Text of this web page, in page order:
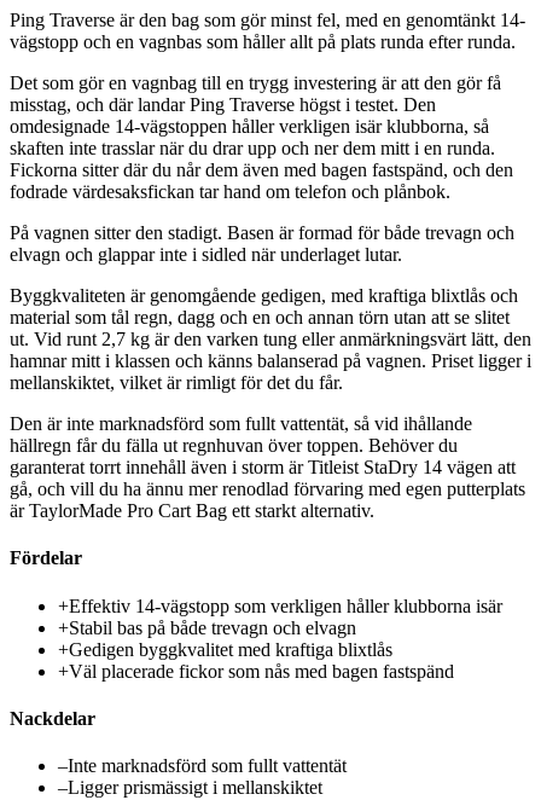
Ping Traverse är den bag som gör minst fel, med en genomtänkt 14-
vägstopp och en vagnbas som håller allt på plats runda efter runda.
Det som gör en vagnbag till en trygg investering är att den gör få
misstag, och där landar Ping Traverse högst i testet. Den
omdesignade 14-vägstoppen håller verkligen isär klubborna, så
skaften inte trasslar när du drar upp och ner dem mitt i en runda.
Fickorna sitter där du når dem även med bagen fastspänd, och den
fodrade värdesaksfickan tar hand om telefon och plånbok.
På vagnen sitter den stadigt. Basen är formad för både trevagn och
elvagn och glappar inte i sidled när underlaget lutar.
Byggkvaliteten är genomgående gedigen, med kraftiga blixtlås och
material som tål regn, dagg och en och annan törn utan att se slitet
ut. Vid runt 2,7 kg är den varken tung eller anmärkningsvärt lätt, den
hamnar mitt i klassen och känns balanserad på vagnen. Priset ligger i
mellanskiktet, vilket är rimligt för det du får.
Den är inte marknadsförd som fullt vattentät, så vid ihållande
hällregn får du fälla ut regnhuvan över toppen. Behöver du
garanterat torrt innehåll även i storm är Titleist StaDry 14 vägen att
gå, och vill du ha ännu mer renodlad förvaring med egen putterplats
är TaylorMade Pro Cart Bag ett starkt alternativ.
Fördelar
+Effektiv 14-vägstopp som verkligen håller klubborna isär
+Stabil bas på både trevagn och elvagn
+Gedigen byggkvalitet med kraftiga blixtlås
+Väl placerade fickor som nås med bagen fastspänd
Nackdelar
–Inte marknadsförd som fullt vattentät
–Ligger prismässigt i mellanskiktet